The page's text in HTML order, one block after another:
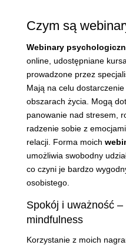
Czym są
Webinary
online, udostępniane
prowadzone przez
Mają na celu
obszarach życia. Mogą
panowanie nad stresem,
radzenie sobie z
relacji. Forma moich
umożliwia swobodny
co czyni je bardzo
osobistego.
Spokój i uważność
mindfulness
Korzystanie z moich